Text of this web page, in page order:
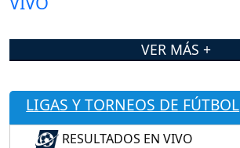
VER MÁS +
LIGAS Y TORNEOS DE FÚTBOL
RESULTADOS EN VIVO